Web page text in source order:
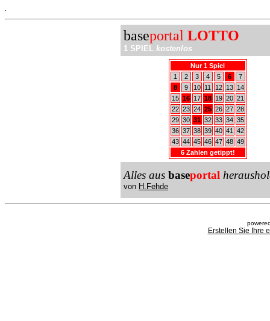
baseportal LOTTO
1 SPIEL kostenlos
Nur 1 Spiel
1
2 3 4 5 6
7
8
9 10 11 12 13
14
15 16 17 18 19 20 21
22 23 24 25 26 27 28
29 30 31 32 33 34 35
36 37 38 39 40 41
42
43 44 45 46 47 48 49
6 Zahlen getippt!
Alles aus baseportal
von H.Fehde
Erstellen Sie Ihre